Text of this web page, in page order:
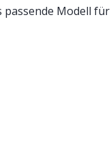
Modell